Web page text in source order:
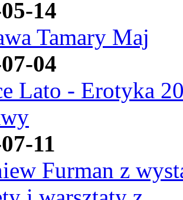
14
Tamary Maj
04
Lato - Erotyka
11
Furman z